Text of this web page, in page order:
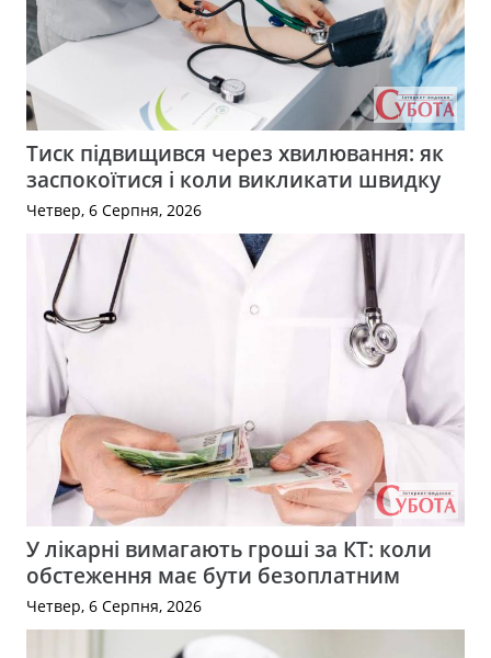
Тиск підвищився через хвилювання: як
заспокоїтися і коли викликати швидку
Четвер, 6 Серпня, 2026
У лікарні вимагають гроші за КТ: коли
обстеження має бути безоплатним
Четвер, 6 Серпня, 2026